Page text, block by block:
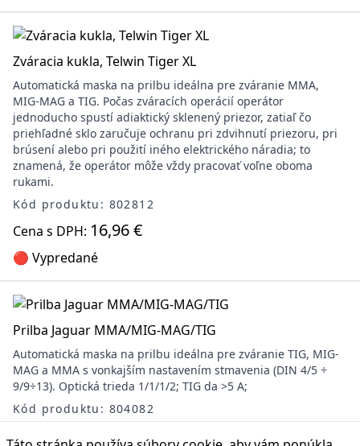
Zváracia kukla, Telwin Tiger XL
Automatická maska na prilbu ideálna pre zváranie MMA,
MIG-MAG a TIG. Počas zváracích operácií operátor
jednoducho spustí adiaktický sklenený priezor, zatiaľ čo
priehľadné sklo zaručuje ochranu pri zdvihnutí priezoru, pri
brúsení alebo pri použití iného elektrického náradia; to
znamená, že operátor môže vždy pracovať voľne oboma
rukami.
Kód produktu: 802812
Cena s DPH: 16,96 €
🔴 Vypredané
Prilba Jaguar MMA/MIG-MAG/TIG
Automatická maska na prilbu ideálna pre zváranie TIG, MIG-
MAG a MMA s vonkajším nastavením stmavenia (DIN 4/5 ÷
9/9÷13). Optická trieda 1/1/1/2; TIG da >5 A;
Kód produktu: 804082
Cena s DPH: 74,91 €